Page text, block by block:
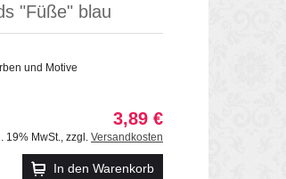
"Füße" blau
und Motive
3,89 €
19% MwSt., zzgl. Versandkosten
In den Warenkorb